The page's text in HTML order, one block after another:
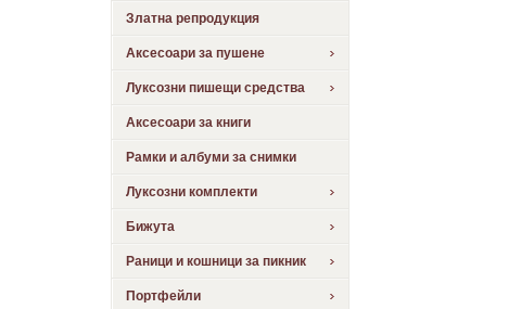
Златна репродукция
Аксесоари за пушене
Луксозни пишещи средства
Аксесоари за книги
Рамки и албуми за снимки
Луксозни комплекти
Бижута
Раници и кошници за пикник
Портфейли